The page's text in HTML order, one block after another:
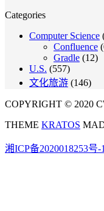
Categories
Computer Science
Confluence
Gradle (12)
U.S. (557)
文化旅游 (146)
COPYRIGHT © 2020
THEME KRATOS
湘ICP备2020018253号-1